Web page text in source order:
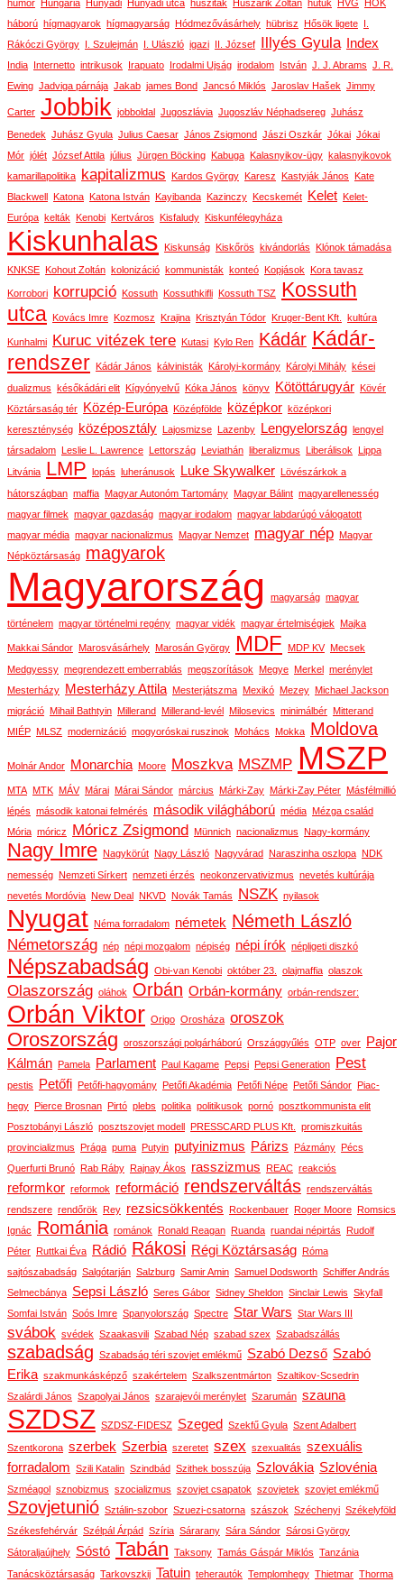
humor Hungária Hunyadi Hunyadi utca husziták Huszárik Zoltán hutuk HVG
HÖK
háború hígmagyarok hígmagyarság Hódmezővásárhely hübrisz Hősök ligete
Rákóczi György
I. Szulejmán I. Ulászló igazi II. József Illyés Gyula Index
India Internetto intrikusok Irapuato Irodalmi Ujság irodalom István J. J. Abrams J. R.
Ewing Jadviga párnája Jakab james Bond Jancsó Miklós Jaroslav Hašek Jimmy
Carter Jobbik jobboldal Jugoszlávia Jugoszláv Néphadsereg Juhász
Benedek Juhász Gyula Julius Caesar János Zsigmond Jászi Oszkár Jókai Jókai
Mór jólét József Attila július Jürgen Böcking Kabuga Kalasnyikov-ügy kalasnyikovok
kamarillapolitika kapitalizmus Kardos György Karesz Kastyják János
Kate
Blackwell
Katona Katona István Kayibanda Kazinczy Kecskemét Kelet
Kelet-
Európa kelták Kenobi Kertváros Kisfaludy Kiskunfélegyháza
Kiskunhalas Kiskunság Kiskőrös kivándorlás Klónok támadása
KNKSE Kohout Zoltán kolonizáció kommunisták konteó Kopjások Kora tavasz
Korrobori korrupció Kossuth Kossuthkifli Kossuth TSZ Kossuth
utca
Kovács Imre Kozmosz Krajina Krisztyán Tódor Kruger-Bent Kft. kultúra
Kunhalmi Kuruc vitézek tere Kutasi Kylo Ren Kádár Kádár-
rendszer
Kádár János kálvinisták Károlyi-kormány Károlyi Mihály kései
dualizmus
későkádári elit Kígyónyelvű Kóka János könyv Kötöttárugyár
Kövér
Köztársaság tér
Közép-Európa Középfölde középkor középkori
kereszténység
középosztály Lajosmizse Lazenby Lengyelország
lengyel
társadalom
Leslie L. Lawrence Lettország Leviathán liberalizmus Liberálisok
Lippa
Litvánia LMP lopás luheránusok Luke Skywalker
Lövészárkok a
hátországban maffia Magyar Autonóm Tartomány Magyar Bálint magyarellenesség
magyar filmek magyar gazdaság magyar irodalom magyar labdarúgó válogatott
magyar média magyar nacionalizmus Magyar Nemzet magyar nép Magyar
Népköztársaság magyarok
Magyarország magyarság magyar
történelem magyar történelmi regény magyar vidék magyar értelmiségiek Majka
Makkai Sándor Marosvásárhely Marosán György MDF MDP KV Mecsek
Medgyessy megrendezett emberrablás megszorítások Megye Merkel
merénylet
Mesterházy
Mesterházy Attila Mesterjátszma Mexikó Mezey Michael Jackson
migráció Mihail Bathtyin Millerand Millerand-levél Milosevics minimálbér Mitterand
MIÉP MLSZ modernizáció mogyoróskai ruszinok Mohács Mokka Moldova
Molnár Andor Monarchia Moore Moszkva MSZMP MSZP
MTA MTK MÁV Márai Márai Sándor március Márki-Zay Márki-Zay Péter Másfélmillió
lépés második katonai felmérés második világháború média Mézga család
Mória móricz Móricz Zsigmond Münnich nacionalizmus Nagy-kormány
Nagy Imre Nagykörút Nagy László Nagyvárad Naraszinha oszlopa NDK
nemesség Nemzeti Sírkert nemzeti érzés neokonzervativizmus nevetés kultúrája
nevetés Mordóvia New Deal NKVD Novák Tamás NSZK nyilasok
Nyugat Néma forradalom németek Németh László
Németország nép népi mozgalom népiség népi írók népligeti diszkó
Népszabadság Obi-van Kenobi október 23. olajmaffia olaszok
Olaszország oláhok Orbán Orbán-kormány orbán-rendszer:
Orbán Viktor Origo Orosháza oroszok
Oroszország oroszországi polgárháború Országgyűlés OTP over
Pajor
Kálmán
Pamela Parlament Paul Kagame Pepsi Pepsi Generation Pest
pestis Petőfi Petőfi-hagyomány Petőfi Akadémia Petőfi Népe Petőfi Sándor
Piac-
hegy
Pierce Brosnan Pirtó plebs politika politikusok pornó posztkommunista elit
Posztobányi László posztszovjet modell PRESSCARD PLUS Kft.
promiszkuitás
provincializmus
Prága puma Putyin putyinizmus Párizs Pázmány
Pécs
Querfurti Brunó
Rab Ráby Rajnay Ákos rasszizmus REAC reakciós
reformkor reformok reformáció rendszerváltás rendszerváltás
rendszere rendőrök Rey rezsicsökkentés Rockenbauer Roger Moore
Romsics
Ignác
Románia románok Ronald Reagan Ruanda ruandai népirtás
Rudolf
Péter
Ruttkai Éva Rádió Rákosi Régi Köztársaság
Róma
sajtószabadság Salgótarján Salzburg Samir Amin Samuel Dodsworth Schiffer András
Selmecbánya Sepsi László Seres Gábor Sidney Sheldon Sinclair Lewis Skyfall
Somfai István Soós Imre Spanyolország Spectre Star Wars Star Wars III
svábok svédek Szaakasvili Szabad Nép szabad szex Szabadszállás
szabadság Szabadság téri szovjet emlékmű Szabó Dezső Szabó
Erika szakmunkásképző szakértelem Szalkszentmárton Szaltikov-Scsedrin
Szalárdi János Szapolyai János szarajevói merénylet Szarumán szauna
SZDSZ SZDSZ-FIDESZ Szeged Szekfű Gyula Szent Adalbert
Szentkorona szerbek Szerbia szeretet szex szexualitás szexuális
forradalom Szili Katalin Szindbád Szithek bosszúja Szlovákia Szlovénia
Szméagol sznobizmus szocializmus szovjet csapatok szovjetek szovjet emlékmű
Szovjetunió Sztálin-szobor Szuezi-csatorna szászok Széchenyi Székelyföld
Székesfehérvár Szélpál Árpád Szíria Sárarany Sára Sándor Sárosi György
Sátoraljaújhely Sóstó Tabán Taksony Tamás Gáspár Miklós Tanzánia
Tanácsköztársaság Tarkovszkij Tatuin teherautók Templomhegy Thietmar Thorma